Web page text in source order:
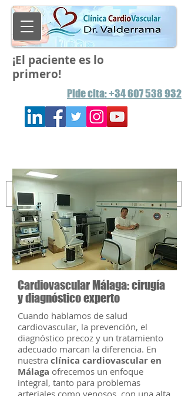
¡El paciente es lo
primero!
Pidecita: +34 607 538 932
Cardiovascular Málaga: cirugía
y diagnóstico experto
Cuando hablamos de salud
cardiovascular, la prevención, el
diagnóstico precoz y un tratamiento
adecuado marcan la diferencia. En
nuestra clínica cardiovascular en
Málaga ofrecemos un enfoque
integral, tanto para problemas
arteriales como venosos, con una alta